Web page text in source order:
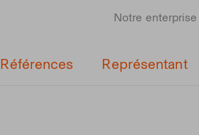
Notre enterprise
Références Représentant